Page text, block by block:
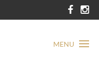
MENU